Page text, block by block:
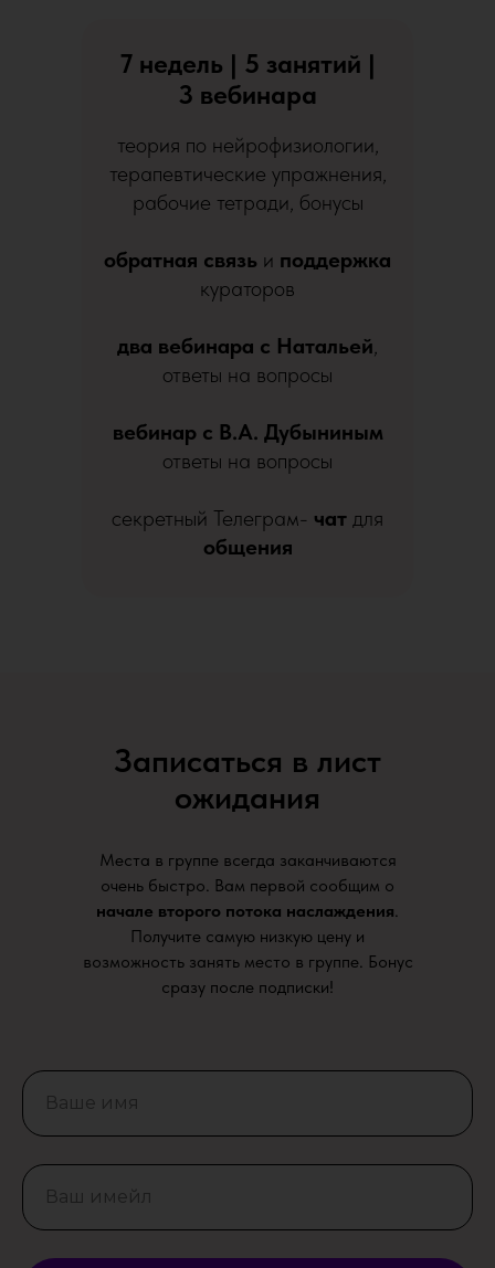
7 недель | 5 занятий |
3 вебинара
теория по нейрофизиологии,
терапевтические упражнения,
рабочие тетради, бонусы
обратная связь и поддержка
кураторов
два вебинара с Натальей,
ответы на вопросы
вебинар с В.А. Дубыниным
ответы на вопросы
секретный Телеграм- чат для
общения
Записаться в лист
ожидания
Места в группе всегда заканчиваются
очень быстро. Вам первой сообщим о
начале второго потока наслаждения.
Получите самую низкую цену и
возможность занять место в группе. Бонус
сразу после подписки!